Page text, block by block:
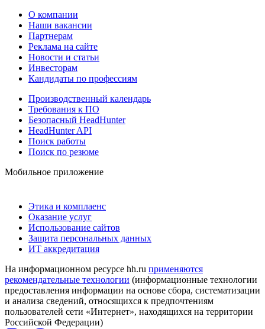
О компании
Наши вакансии
Партнерам
Реклама на сайте
Новости и статьи
Инвесторам
Кандидаты по профессиям
Производственный календарь
Требования к ПО
Безопасный HeadHunter
HeadHunter API
Поиск работы
Поиск по резюме
Мобильное приложение
Этика и комплаенс
Оказание услуг
Использование сайтов
Защита персональных данных
ИТ аккредитация
На информационном ресурсе hh.ru применяются
рекомендательные технологии (информационные технологии
предоставления информации на основе сбора, систематизации
и анализа сведений, относящихся к предпочтениям
пользователей сети «Интернет», находящихся на территории
Российской Федерации)